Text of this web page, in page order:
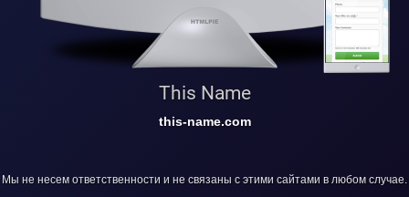
This Name
this-name.com
Мы не несем ответственности и не связаны с этими сайтами в любом случае.